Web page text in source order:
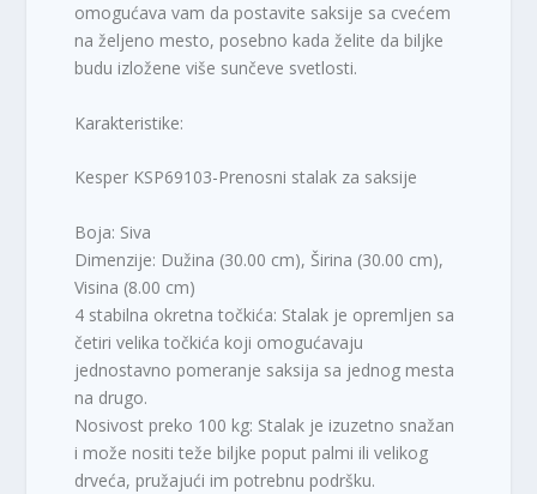
omogućava vam da postavite saksije sa cvećem
na željeno mesto, posebno kada želite da biljke
budu izložene više sunčeve svetlosti.
Karakteristike:
Kesper KSP69103-Prenosni stalak za saksije
Boja: Siva
Dimenzije: Dužina (30.00 cm), Širina (30.00 cm),
Visina (8.00 cm)
4 stabilna okretna točkića: Stalak je opremljen sa
četiri velika točkića koji omogućavaju
jednostavno pomeranje saksija sa jednog mesta
na drugo.
Nosivost preko 100 kg: Stalak je izuzetno snažan
i može nositi teže biljke poput palmi ili velikog
drveća, pružajući im potrebnu podršku.